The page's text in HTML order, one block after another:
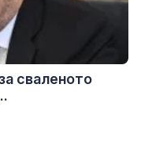
сваленото